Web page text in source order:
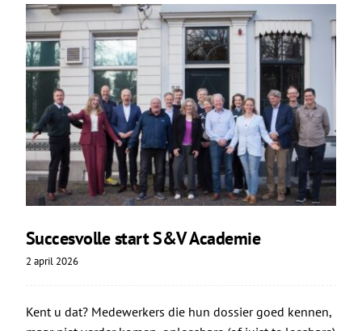
Succesvolle start S&V Academie
2 april 2026
Kent u dat? Medewerkers die hun dossier goed kennen,